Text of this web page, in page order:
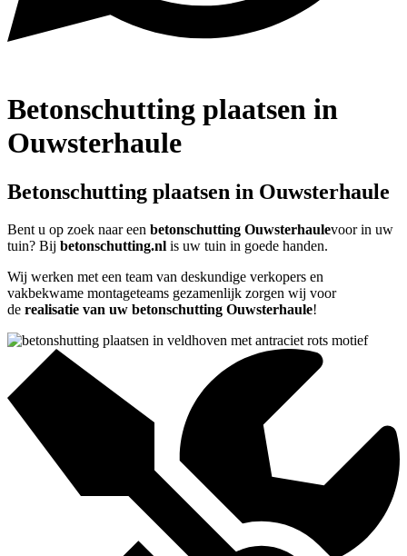
Betonschutting plaatsen in
Ouwsterhaule
Betonschutting plaatsen in Ouwsterhaule
Bent u op zoek naar een betonschutting Ouwsterhaulevoor in uw
tuin? Bij betonschutting.nl is uw tuin in goede handen.
Wij werken met een team van deskundige verkopers en
vakbekwame montageteams gezamenlijk zorgen wij voor
de realisatie van uw betonschutting Ouwsterhaule!